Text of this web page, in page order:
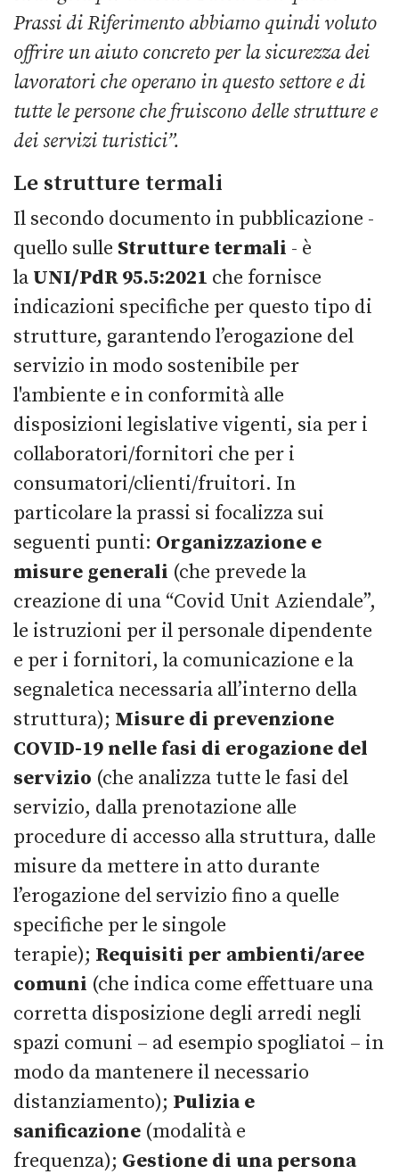
Prassi di Riferimento abbiamo quindi voluto
offrire un aiuto concreto per la sicurezza dei
lavoratori che operano in questo settore e di
tutte le persone che fruiscono delle strutture e
dei servizi turistici”.
Le strutture termali
Il secondo documento in pubblicazione -
quello sulle Strutture termali - è
la UNI/PdR 95.5:2021 che fornisce
indicazioni specifiche per questo tipo di
strutture, garantendo l’erogazione del
servizio in modo sostenibile per
l'ambiente e in conformità alle
disposizioni legislative vigenti, sia per i
collaboratori/fornitori che per i
consumatori/clienti/fruitori. In
particolare la prassi si focalizza sui
seguenti punti: Organizzazione e
misure generali (che prevede la
creazione di una “Covid Unit Aziendale”,
le istruzioni per il personale dipendente
e per i fornitori, la comunicazione e la
segnaletica necessaria all’interno della
struttura); Misure di prevenzione
COVID-19 nelle fasi di erogazione del
servizio (che analizza tutte le fasi del
servizio, dalla prenotazione alle
procedure di accesso alla struttura, dalle
misure da mettere in atto durante
l’erogazione del servizio fino a quelle
specifiche per le singole
terapie); Requisiti per ambienti/aree
comuni (che indica come effettuare una
corretta disposizione degli arredi negli
spazi comuni – ad esempio spogliatoi – in
modo da mantenere il necessario
distanziamento); Pulizia e
sanificazione (modalità e
frequenza); Gestione di una persona